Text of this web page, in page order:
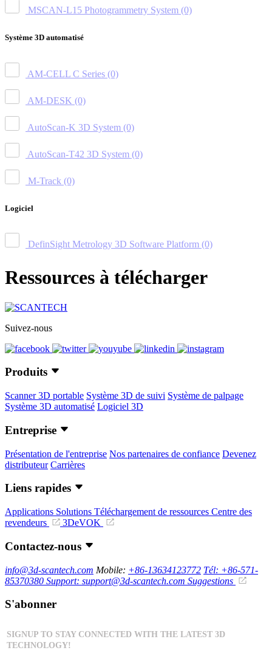
MSCAN-L15 Photogrammetry System (0)
Système 3D automatisé
AM-CELL C Series (0)
AM-DESK (0)
AutoScan-K 3D System (0)
AutoScan-T42 3D System (0)
M-Track (0)
Logiciel
DefinSight Metrology 3D Software Platform (0)
Ressources à télécharger
Suivez-nous
Produits
Scanner 3D portable Système 3D de suivi Système de palpage
Système 3D automatisé Logiciel 3D
Entreprise
Présentation de l'entreprise Nos partenaires de confiance Devenez
distributeur Carrières
Liens rapides
Applications Solutions Téléchargement de ressources Centre des
revendeurs
3DeVOK
Contactez-nous
info@3d-scantech.com Mobile: +86-13634123772 Tél: +86-571-
85370380 Support: support@3d-scantech.com Suggestions
S'abonner